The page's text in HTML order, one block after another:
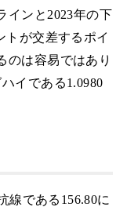
インと2023年の下
トが交差するポイ
のは容易ではあり
イである1.0980
線である156.80に